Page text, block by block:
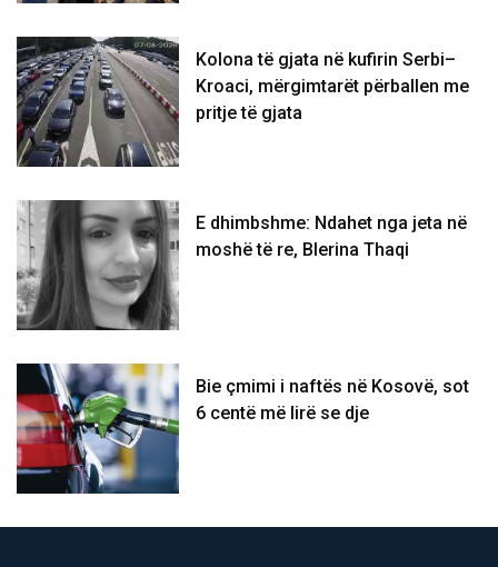
Kolona të gjata në kufirin Serbi–
Kroaci, mërgimtarët përballen me
pritje të gjata
E dhimbshme: Ndahet nga jeta në
moshë të re, Blerina Thaqi
Bie çmimi i naftës në Kosovë, sot
6 centë më lirë se dje